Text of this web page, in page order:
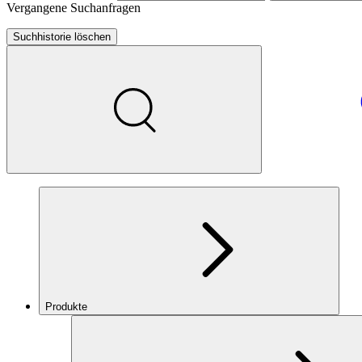
Vergangene Suchanfragen
Suchhistorie löschen
Produkte